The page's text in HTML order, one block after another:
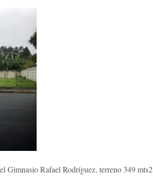
Gimnasio Rafael Rodríguez, terreno 349 mts2